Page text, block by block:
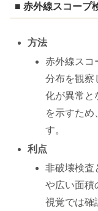
■ 赤外線スコープ
方法
赤外線スコ
分布を観察
化が異常と
を示すため
す。
利点
非破壊検査
や広い面積
視覚では確